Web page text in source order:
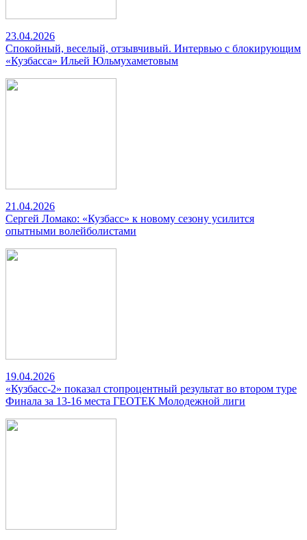
23.04.2026
Спокойный, веселый, отзывчивый. Интервью с блокирующим
«Кузбасса» Ильей Юльмухаметовым
21.04.2026
Сергей Ломако: «Кузбасс» к новому сезону усилится
опытными волейболистами
19.04.2026
«Кузбасс-2» показал стопроцентный результат во втором туре
Финала за 13-16 места ГЕОТЕК Молодежной лиги